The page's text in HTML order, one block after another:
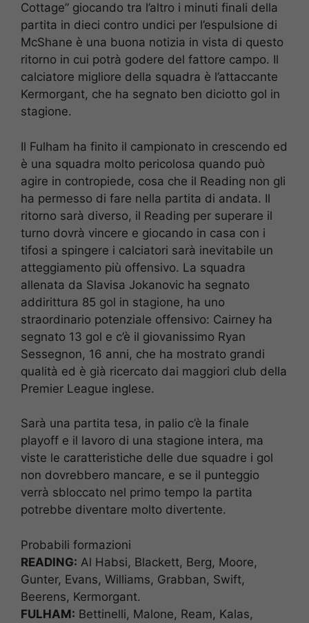
Cottage” giocando tra l’altro i minuti finali della
partita in dieci contro undici per l’espulsione di
McShane è una buona notizia in vista di questo
ritorno in cui potrà godere del fattore campo. Il
calciatore migliore della squadra è l’attaccante
Kermorgant, che ha segnato ben diciotto gol in
stagione.
Il Fulham ha finito il campionato in crescendo ed
è una squadra molto pericolosa quando può
agire in contropiede, cosa che il Reading non gli
ha permesso di fare nella partita di andata. Il
ritorno sarà diverso, il Reading per superare il
turno dovrà vincere e giocando in casa con i
tifosi a spingere i calciatori sarà inevitabile un
atteggiamento più offensivo. La squadra
allenata da Slavisa Jokanovic ha segnato
addirittura 85 gol in stagione, ha uno
straordinario potenziale offensivo: Cairney ha
segnato 13 gol e c’è il giovanissimo Ryan
Sessegnon, 16 anni, che ha mostrato grandi
qualità ed è già ricercato dai maggiori club della
Premier League inglese.
Sarà una partita tesa, in palio c’è la finale
playoff e il lavoro di una stagione intera, ma
viste le caratteristiche delle due squadre i gol
non dovrebbero mancare, e se il punteggio
verrà sbloccato nel primo tempo la partita
potrebbe diventare molto divertente.
Probabili formazioni
READING: Al Habsi, Blackett, Berg, Moore,
Gunter, Evans, Williams, Grabban, Swift,
Beerens, Kermorgant.
FULHAM: Bettinelli, Malone, Ream, Kalas,